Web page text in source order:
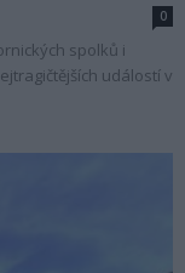
0
spolků i
událostí v